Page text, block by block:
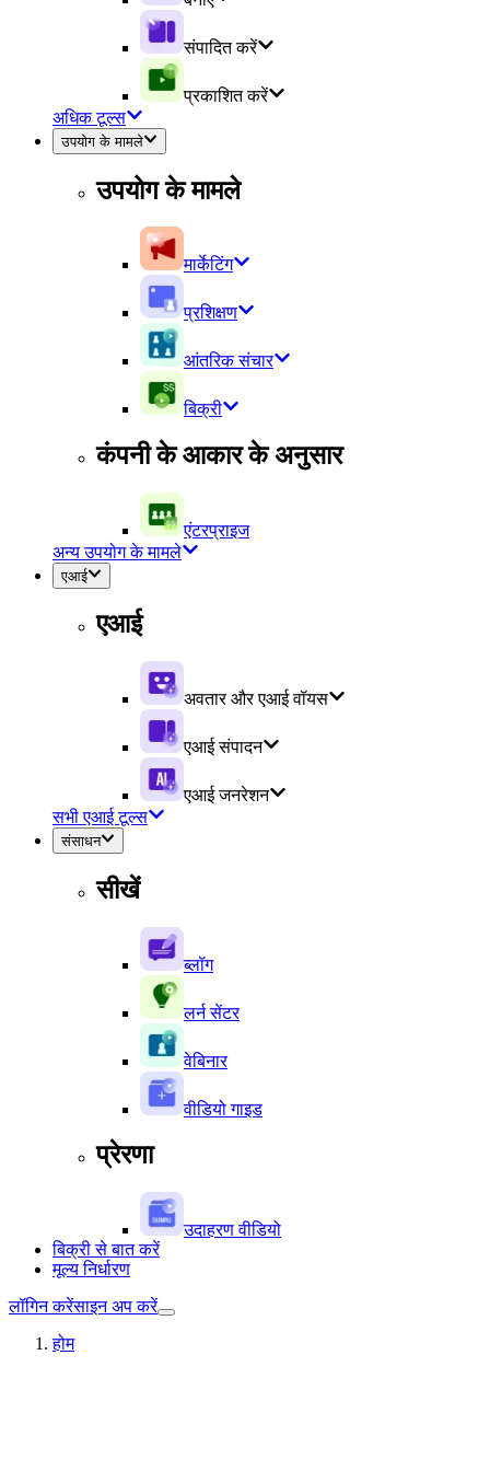
संपादित करें
प्रकाशित करें
अधिक टूल्स
उपयोग के मामले
उपयोग के मामले
मार्केटिंग
प्रशिक्षण
आंतरिक संचार
बिक्री
कंपनी के आकार के अनुसार
एंटरप्राइज
अन्य उपयोग के मामले
एआई
एआई
अवतार और एआई वॉयस
एआई संपादन
एआई जनरेशन
सभी एआई टूल्स
संसाधन
सीखें
ब्लॉग
लर्न सेंटर
वेबिनार
वीडियो गाइड
प्रेरणा
उदाहरण वीडियो
बिक्री से बात करें
मूल्य निर्धारण
लॉगिन करेंसाइन अप करें
होम